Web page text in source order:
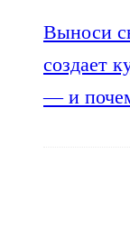
Выноси
создает
— и